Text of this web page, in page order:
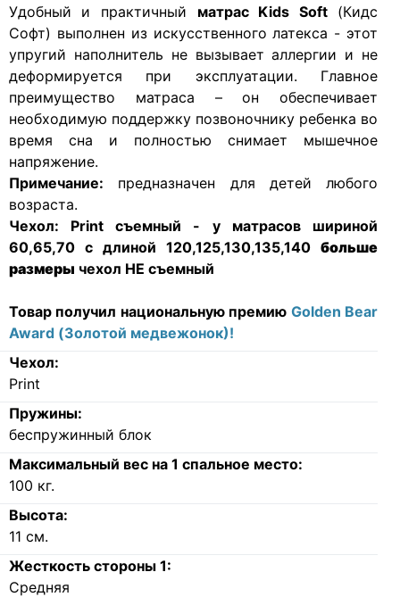
Удобный и практичный матрас Kids Soft(Кидс
Софт) выполнен из искусственного латекса - этот
упругий наполнитель не вызывает аллергии и не
деформируется при эксплуатации. Главное
преимущество матраса – он обеспечивает
необходимую поддержку позвоночнику ребенка во
время сна и полностью снимает мышечное
напряжение.
Примечание: предназначен для детей любого
возраста.
Чехол: Print съемный - у матрасов шириной
60,65,70 с длиной 120,125,130,135,140 больше
размеры чехол НЕ съемный
Товар получил национальную премию Golden Bear
Award (Золотой медвежонок)!
Чехол:
Print
Пружины:
беспружинный блок
Максимальный вес на 1 спальное место:
100 кг.
Высота:
11 см.
Жесткость стороны 1:
Средняя